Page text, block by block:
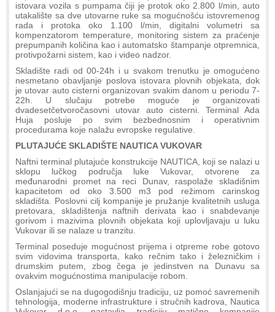
istovara vozila s pumpama čiji je protok oko 2.800 l/min, auto
utakalište sa dve utovarne ruke sa mogućnošću istovremenog
rada i protoka oko 1.100 l/min, digitalni volumetri sa
kompenzatorom temperature, monitoring sistem za praćenje
prepumpanih količina kao i automatsko štampanje otpremnica,
protivpožarni sistem, kao i video nadzor.
Skladište radi od 00-24h i u svakom trenutku je omogućeno
nesmetano obavljanje poslova istovara plovnih objekata, dok
je utovar auto cisterni organizovan svakim danom u periodu 7-
22h. U slučaju potrebe moguće je organizovati
dvadesetčetvoročasovni utovar auto cisterni. Terminal Ada
Huja posluje po svim bezbednosnim i operativnim
procedurama koje nalažu evropske regulative.
PLUTAJUĆE SKLADIŠTE NAUTICA VUKOVAR
Naftni terminal plutajuće konstrukcije NAUTICA, koji se nalazi u
sklopu lučkog područja luke Vukovar, otvorene za
međunarodni promet na reci Dunav, raspolaže skladišnim
kapacitetom od oko 3.500 m3 pod režimom carinskog
skladišta. Poslovni cilj kompanije je pružanje kvalitetnih usluga
pretovara, skladištenja naftnih derivata kao i snabdevanje
gorivom i mazivima plovnih objekata koji uplovljavaju u luku
Vukovar ili se nalaze u tranzitu.
Terminal poseduje mogućnost prijema i otpreme robe gotovo
svim vidovima transporta, kako rečnim tako i železničkim i
drumskim putem, zbog čega je jedinstven na Dunavu sa
ovakvim mogućnostima manipulacije robom.
Oslanjajući se na dugogodišnju tradiciju, uz pomoć savremenih
tehnologija, moderne infrastrukture i stručnih kadrova, Nautica